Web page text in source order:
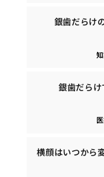
銀歯だらけ
銀歯だら
横顔はいつから